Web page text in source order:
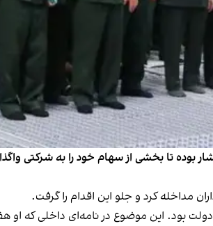
تا بخشی از سهام خود را به شرکتی
بود. این موضوع در نامه‌ای داخلی که او